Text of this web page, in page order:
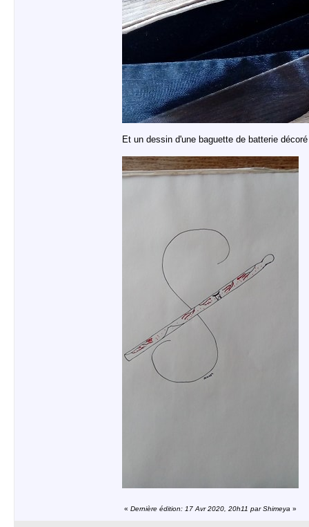
Et un dessin d'une baguette de batterie
« Dernière édition: 17 Avr 2020, 20h11 par Shimeya »